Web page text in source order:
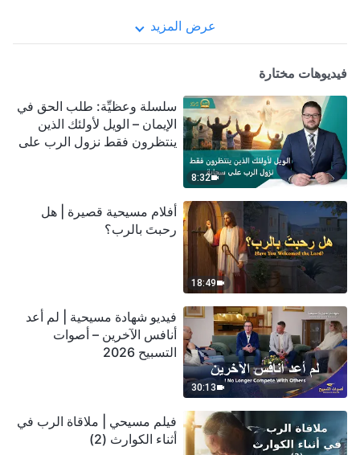
عرض المزيد
فيديوهات مختارة
8:32
سلسلة وعظيِّة: طلب الحق في
الإيمان – الويل لأولئك الذين
ينتظرون فقط نزول الرب على
18:49
أفلام مسيحية قصيرة | هل
رحبتَ بالرب؟
30:13
فيديو شهادة مسيحية | لم أعد
أنافس الآخرين – أصوات
التسبيح 2026
فيلم مسيحي | ملاقاة الرب في
أثناء الكوارث (2)